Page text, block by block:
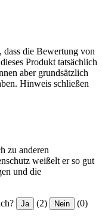
die Bewertung von
Produkt tatsächlich
aber grundsätzlich
Hinweis schließen
zu anderen
weißelt er so gut
und die
Ja (2) Nein (0)